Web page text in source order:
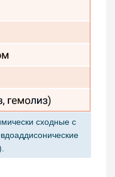
сходные с